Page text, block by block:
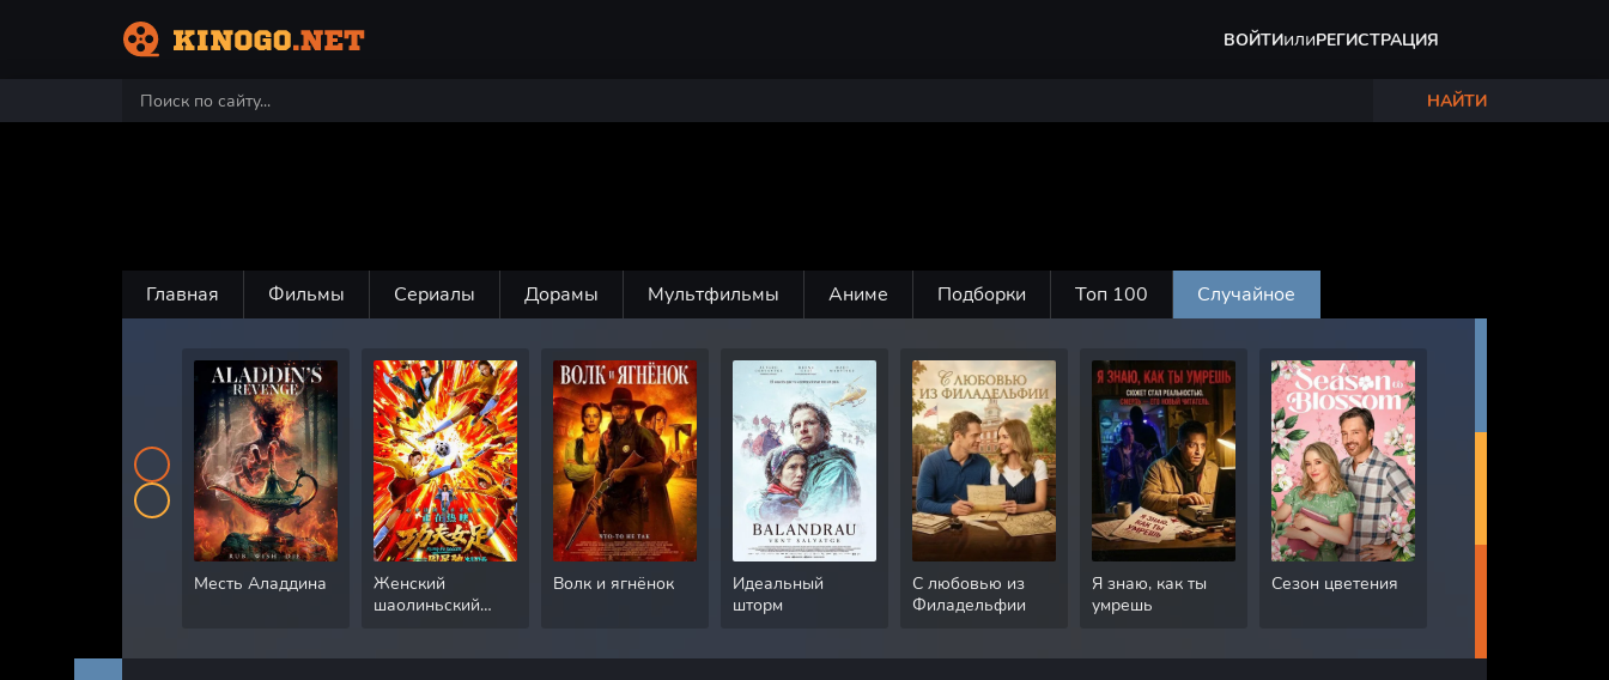
ВОЙТИилиРЕГИСТРАЦИЯ
НАЙТИ
Главная Фильмы Сериалы Дорамы Мультфильмы Аниме Подборки Топ 100 Случайное
Месть Аладдина
Женский
шаолиньский
Волк и ягнёнок
Идеальный
шторм
С любовью из
Филадельфии
Я знаю, как ты
умрешь
Сезон цветения